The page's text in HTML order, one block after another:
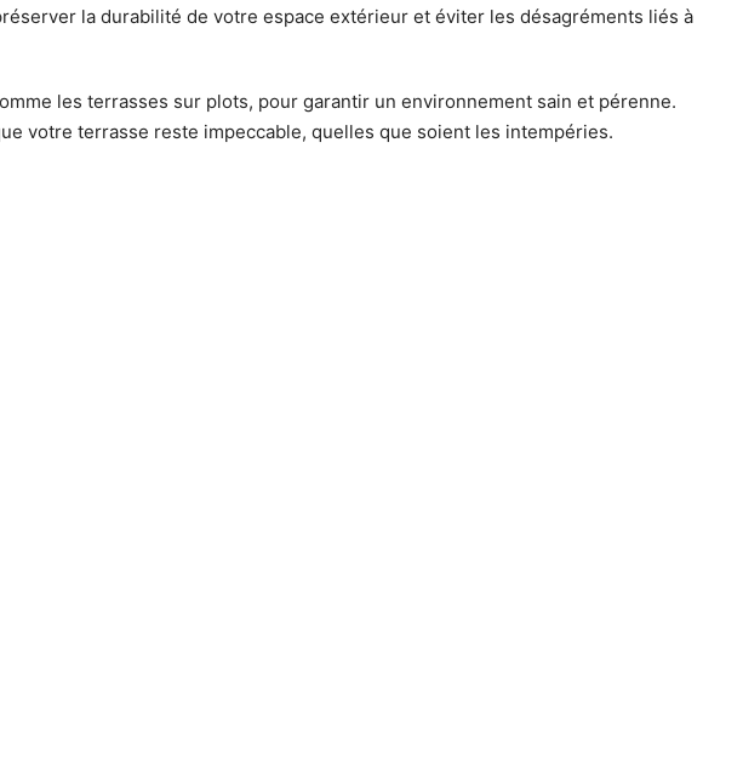
la durabilité de votre espace extérieur et éviter les désagréments liés à
les terrasses sur plots, pour garantir un environnement sain et pérenne.
votre terrasse reste impeccable, quelles que soient les intempéries.